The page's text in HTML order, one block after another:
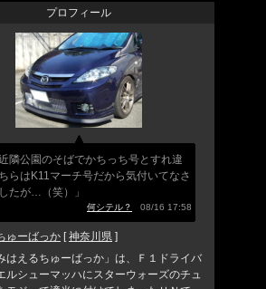
プロフィール
近隣公園のそばでかちっち号とすれ違
らはK11マーチ号だから気付いてなさ
たが…（笑）」
何シテル？ 08/16 17:58
ゅーばっか [神奈川県 ]
はえるちゅーばっか」は、Ｆ１ドライバ
ルシューマッハにスターウォーズのチュ